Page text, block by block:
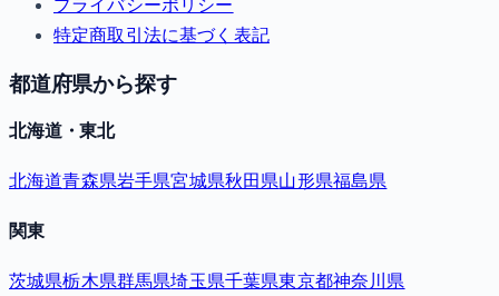
プライバシーポリシー
特定商取引法に基づく表記
都道府県から探す
北海道・東北
北海道青森県岩手県宮城県秋田県山形県福島県
関東
茨城県栃木県群馬県埼玉県千葉県東京都神奈川県